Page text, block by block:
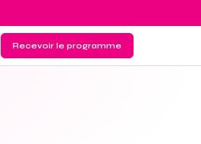
Recevoir le programme